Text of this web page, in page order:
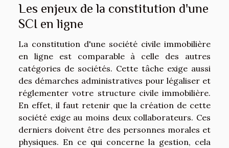
Les enjeux de la constitution d'une
SCI en ligne
La constitution d'une société civile immobilière
en ligne est comparable à celle des autres
catégories de sociétés. Cette tâche exige aussi
des démarches administratives pour légaliser et
réglementer votre structure civile immobilière.
En effet, il faut retenir que la création de cette
société exige au moins deux collaborateurs. Ces
derniers doivent être des personnes morales et
physiques. En ce qui concerne la gestion, cela